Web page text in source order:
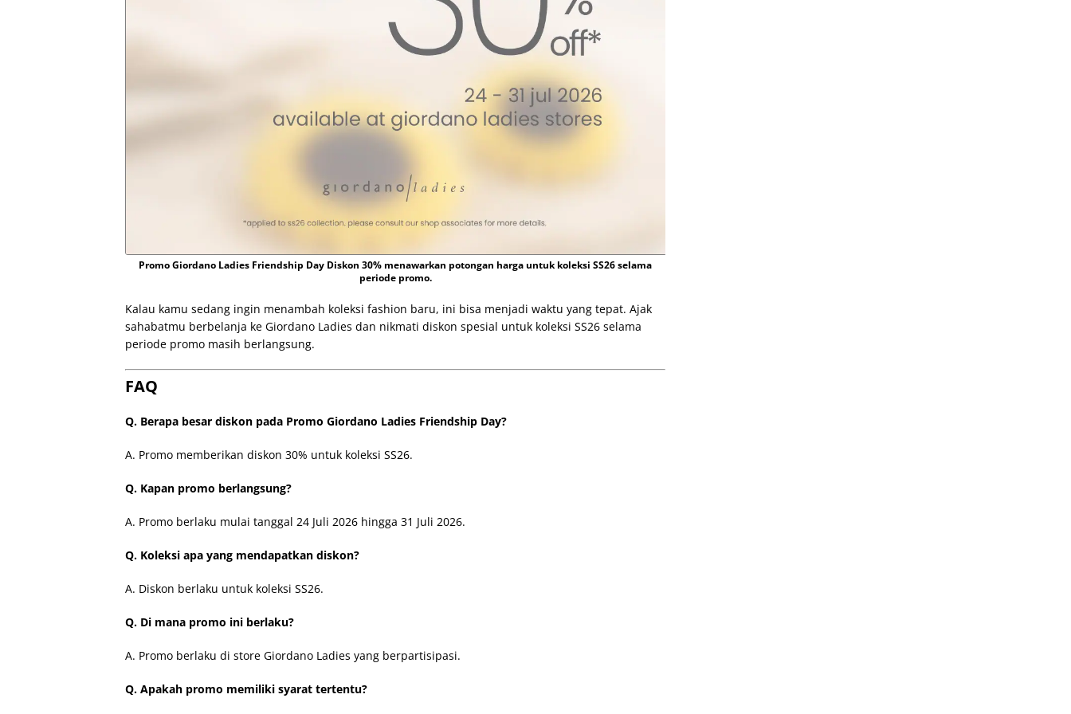
Promo Giordano Ladies Friendship Day Diskon 30% menawarkan potongan harga untuk koleksi SS26 selama
periode promo.
Kalau kamu sedang ingin menambah koleksi fashion baru, ini bisa menjadi waktu yang tepat. Ajak
sahabatmu berbelanja ke Giordano Ladies dan nikmati diskon spesial untuk koleksi SS26 selama
periode promo masih berlangsung.
FAQ
Q. Berapa besar diskon pada Promo Giordano Ladies Friendship Day?
A. Promo memberikan diskon 30% untuk koleksi SS26.
Q. Kapan promo berlangsung?
A. Promo berlaku mulai tanggal 24 Juli 2026 hingga 31 Juli 2026.
Q. Koleksi apa yang mendapatkan diskon?
A. Diskon berlaku untuk koleksi SS26.
Q. Di mana promo ini berlaku?
A. Promo berlaku di store Giordano Ladies yang berpartisipasi.
Q. Apakah promo memiliki syarat tertentu?